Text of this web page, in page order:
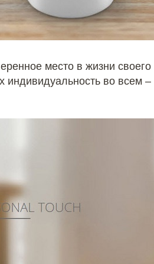
место в жизни своего
во всем –